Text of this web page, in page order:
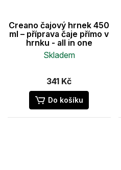
Creano čajový hrnek 450
ml – příprava čaje přímo v
hrnku - all in one
hodnocení
je
4,6
z
Skladem
341 Kč
Do košíku